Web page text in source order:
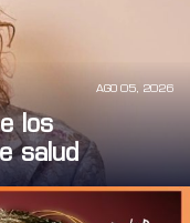
AGO 05, 2026
los
salud